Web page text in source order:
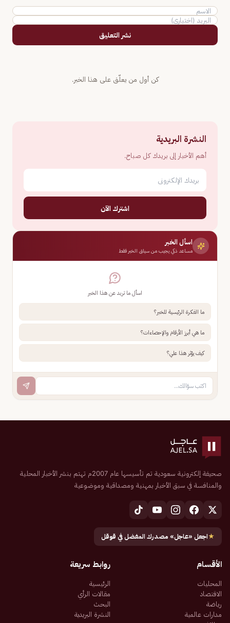
نشر التعليق
كن أول من يعلّق على هذا الخبر.
النشرة البريدية
أهم الأخبار إلى بريدك كل صباح.
اشترك الآن
اسأل الخبر
مساعد ذكي يجيب من سياق الخبر فقط
اسأل ما تريد عن هذا الخبر
ما الفكرة الرئيسية للخبر؟
ما هي أبرز الأرقام والإحصاءات؟
كيف يؤثر هذا علي؟
صحيفة إلكترونية سعودية تم تأسيسها عام 2007م تهتم بنشر الأخبار المحلية
والمنافسة في سبق الأخبار بمهنية ومصداقية وموضوعية
★اجعل «عاجل» مصدرك المفضل في قوقل
الأقسام
المحليات
الاقتصاد
رياضة
مدارات عالمية
روابط سريعة
الرئيسية
مقالات الرأي
البحث
النشرة البريدية